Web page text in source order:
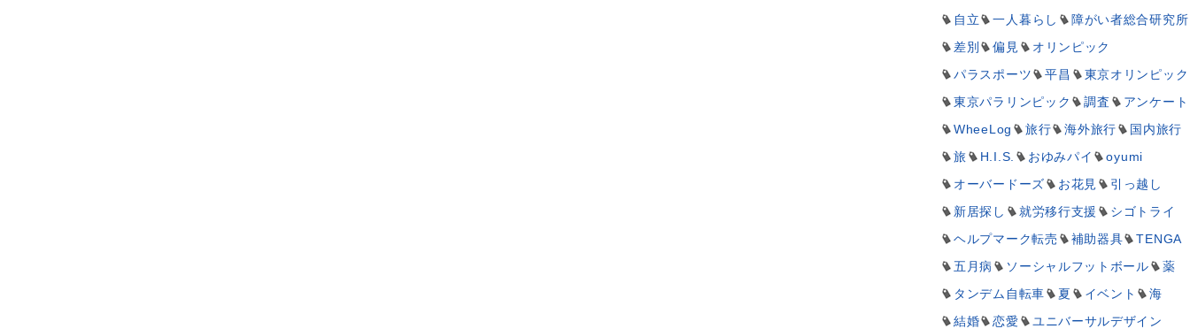
自立
一人暮らし
障がい者総合研究所
差別
偏見
オリンピック
パラスポーツ
平昌
東京オリンピック
東京パラリンピック
調査
アンケート
WheeLog
旅行 海外旅行
国内旅行
旅
H.I.S. おゆみパイ
oyumi
オーバードーズ
お花見
引っ越し
新居探し
就労移行支援
シゴトライ
ヘルプマーク転売
補助器具
TENGA
五月病
ソーシャルフットボール
薬
タンデム自転車
夏 イベント
海
結婚
恋愛
ユニバーサルデザイン